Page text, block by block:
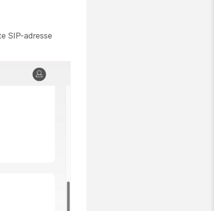
SIP-adresse